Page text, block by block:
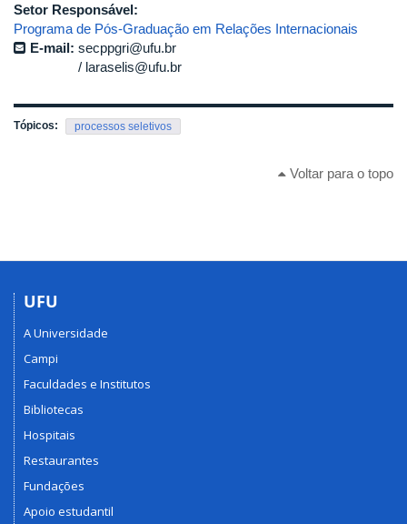
Setor Responsável:
Programa de Pós-Graduação em Relações Internacionais
E-mail: secppgri@ufu.br
laraselis@ufu.br
Tópicos: processos seletivos
Voltar para o topo
UFU
A Universidade
Campi
Faculdades e Institutos
Bibliotecas
Hospitais
Restaurantes
Fundações
Apoio estudantil